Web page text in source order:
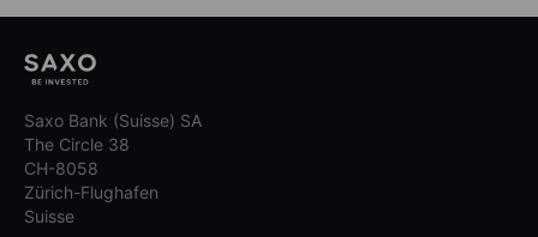
Saxo Bank (Suisse) SA
The Circle 38
CH-8058
Zürich-Flughafen
Suisse